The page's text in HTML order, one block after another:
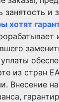
занятость и
хотят
из стран
Внесение